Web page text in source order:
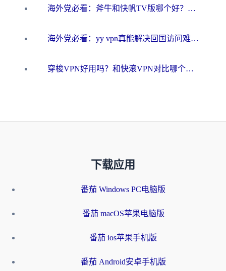
海外党必看：斧牛和快帆TV版哪个好？3分钟选对回国加速器，无缝刷B站、追热剧
海外党必看：yy vpn真能解决回国访问难题？附云极initap测评+免费方案对比
穿梭VPN好用吗？和快滚VPN对比哪个回国效果更好？海外党选回国加速器必看指南
下载应用
番茄 Windows PC电脑版
番茄 macOS苹果电脑版
番茄 ios苹果手机版
番茄 Android安卓手机版